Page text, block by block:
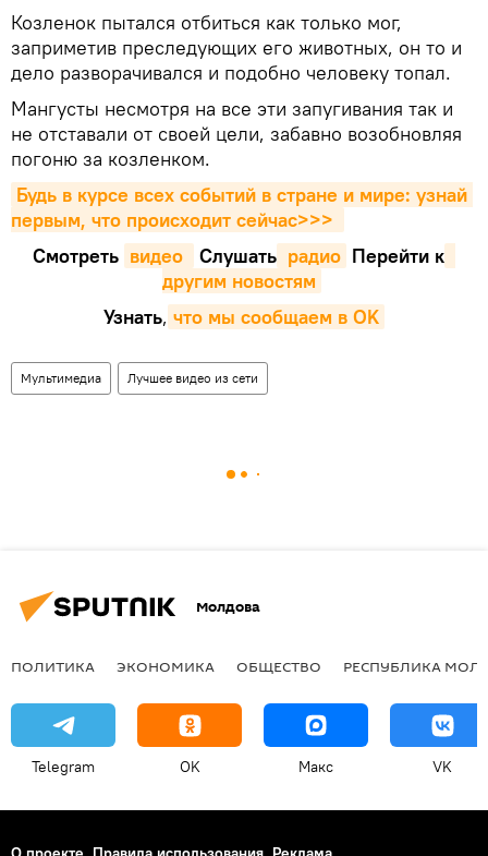
Козленок пытался отбиться как только мог,
заприметив преследующих его животных, он то и
дело разворачивался и подобно человеку топал.
Мангусты несмотря на все эти запугивания так и
не отставали от своей цели, забавно возобновляя
погоню за козленком.
Будь в курсе всех событий в стране и мире: узнай
первым, что происходит сейчаc>>>
Смотреть видео Cлушать радио Перейти к
другим новостям
Узнать, что мы сообщаем в OK
Мультимедиа Лучшее видео из сети
Молдова
ПОЛИТИКА ЭКОНОМИКА ОБЩЕСТВО РЕСПУБЛИКА
Telegram OK Макс VK